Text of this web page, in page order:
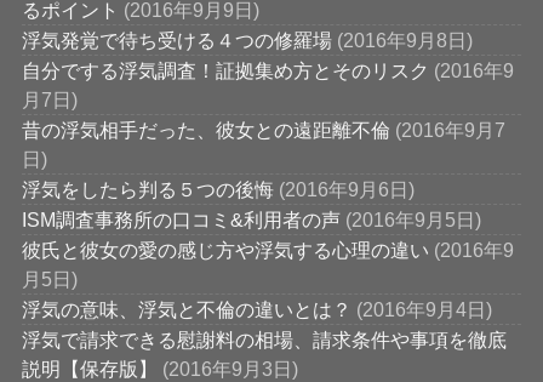
るポイント (2016年9月9日)
浮気発覚で待ち受ける４つの修羅場 (2016年9月8日)
自分でする浮気調査！証拠集め方とそのリスク (2016年9
月7日)
昔の浮気相手だった、彼女との遠距離不倫 (2016年9月7
日)
浮気をしたら判る５つの後悔 (2016年9月6日)
ISM調査事務所の口コミ&利用者の声 (2016年9月5日)
彼氏と彼女の愛の感じ方や浮気する心理の違い (2016年9
月5日)
浮気の意味、浮気と不倫の違いとは？ (2016年9月4日)
浮気で請求できる慰謝料の相場、請求条件や事項を徹底
説明【保存版】
(2016年9月3日)